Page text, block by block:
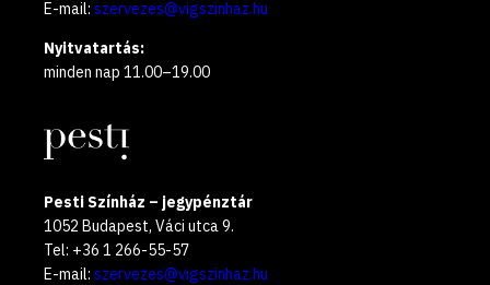
E-mail: szervezes@vigszinhaz.hu
Nyitvatartás:
minden nap 11.00–19.00
Pesti Színház – jegypénztár
1052 Budapest, Váci utca 9.
Tel: +36 1 266-55-57
E-mail: szervezes@vigszinhaz.hu